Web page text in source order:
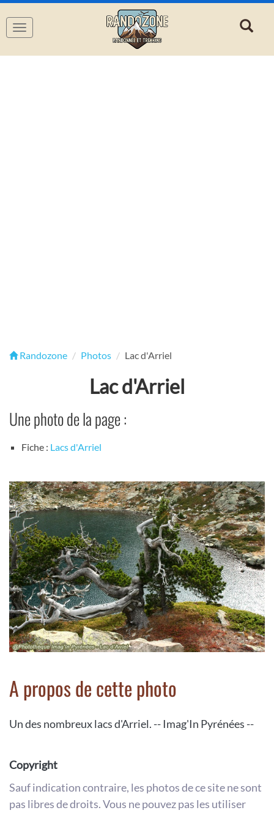
Navigation
Randozone Photos Lac d'Arriel
Lac d'Arriel
Une photo de la page :
Fiche : Lacs d'Arriel
A propos de cette photo
Un des nombreux lacs d'Arriel. -- Imag'In Pyrénées --
Copyright
Sauf indication contraire, les photos de ce site ne sont
pas libres de droits. Vous ne pouvez pas les utiliser